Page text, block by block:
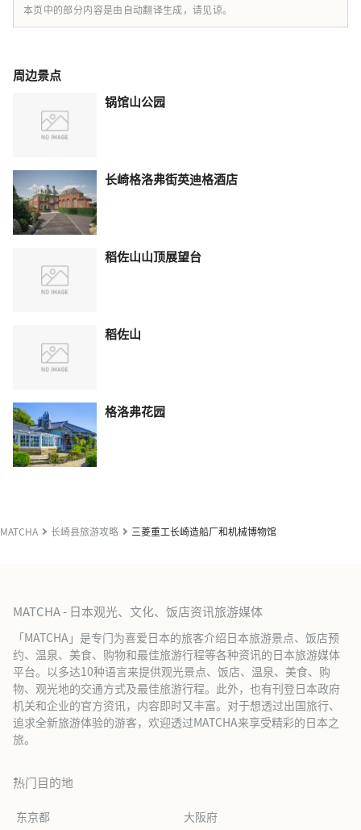
本页中的部分内容是由自动翻译生成，请见谅。
周边景点
锅馆山公园
长崎格洛弗街英迪格酒店
稻佐山山顶展望台
稻佐山
格洛弗花园
MATCHA 长崎县旅游攻略 三菱重工长崎造船厂和机械博物馆
MATCHA - 日本观光、文化、饭店资讯旅游媒体
「MATCHA」是专门为喜爱日本的旅客介绍日本旅游景点、饭店预
约、温泉、美食、购物和最佳旅游行程等各种资讯的日本旅游媒体
平台。以多达10种语言来提供观光景点、饭店、温泉、美食、购
物、观光地的交通方式及最佳旅游行程。此外，也有刊登日本政府
机关和企业的官方资讯，内容即时又丰富。对于想透过出国旅行、
追求全新旅游体验的游客，欢迎透过MATCHA来享受精彩的日本之
旅。
热门目的地
东京都 大阪府